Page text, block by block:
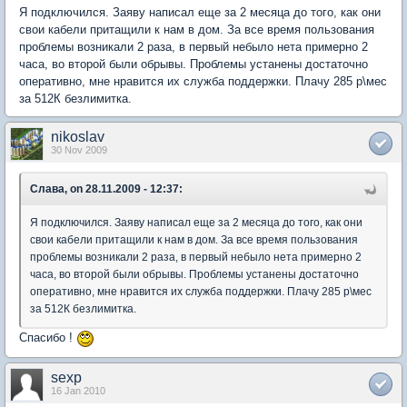
Я подключился. Заяву написал еще за 2 месяца до того, как они
свои кабели притащили к нам в дом. За все время пользования
проблемы возникали 2 раза, в первый небыло нета примерно 2
часа, во второй были обрывы. Проблемы устанены достаточно
оперативно, мне нравится их служба поддержки. Плачу 285 р\мес
за 512К безлимитка.
nikoslav
30 Nov 2009
Слава, on 28.11.2009 - 12:37:
Я подключился. Заяву написал еще за 2 месяца до того, как они
свои кабели притащили к нам в дом. За все время пользования
проблемы возникали 2 раза, в первый небыло нета примерно 2
часа, во второй были обрывы. Проблемы устанены достаточно
оперативно, мне нравится их служба поддержки. Плачу 285 р\мес
за 512К безлимитка.
Спасибо !
sexp
16 Jan 2010